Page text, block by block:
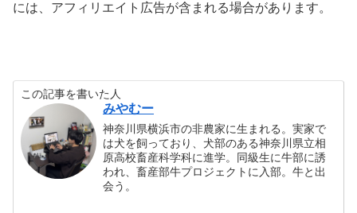
には、アフィリエイト広告が含まれる場合があります。
この記事を書いた人
みやむー
神奈川県横浜市の非農家に生まれる。実家で
は犬を飼っており、犬部のある神奈川県立相
原高校畜産科学科に進学。同級生に牛部に誘
われ、畜産部牛プロジェクトに入部。牛と出
会う。